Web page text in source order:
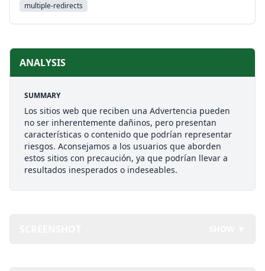
multiple-redirects
ANALYSIS
SUMMARY
Los sitios web que reciben una Advertencia pueden
no ser inherentemente dañinos, pero presentan
características o contenido que podrían representar
riesgos. Aconsejamos a los usuarios que aborden
estos sitios con precaución, ya que podrían llevar a
resultados inesperados o indeseables.